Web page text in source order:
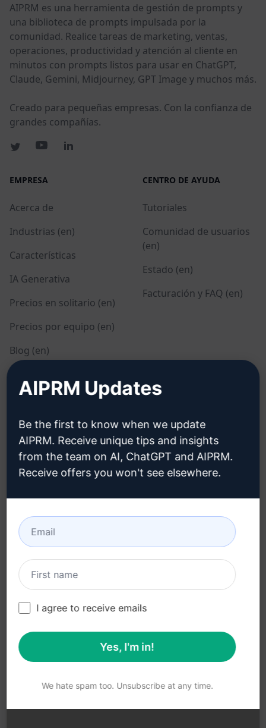
AIPRM es una herramienta de gestión de prompts y
una biblioteca de prompts impulsada por la
comunidad. Realice tareas de marketing, ventas,
operaciones, productividad y atención al cliente en
minutos con prompts listos para usar en ChatGPT,
Claude, Gemini, Midjourney, GPT Image y muchos más.
Creado para pequeñas empresas. Con la confianza de
grandes compañías.
EMPRESA
Acerca de
Industrias (en)
Características
IA Generativa
Precios en solitario (en)
Precios por equipo (en)
Blog (en)
CENTRO DE AYUDA
Tutoriales
Comunidad de usuarios
(en)
Estado (en)
Facturación y FAQ (en)
LEGAL
Política de privacidad
(en)
Política de uso aceptable
(en)
Condiciones de uso (en)
Términos de las
extensiones del
navegador (en)
Condiciones de
facturación (en)
DESCARGAR
Cómo instalar
Google Chrome
Microsoft Edge
© 2026
All logos, trademarks, and registered trademarks are the
AIPRM and other related brand names are registered
laws.
AIPRM Updates
Be the first to know when we update
AIPRM. Receive unique tips and insights
from the team on AI, ChatGPT and AIPRM.
Receive offers you won't see elsewhere.
I agree to receive emails
Yes, I'm in!
We hate spam too. Unsubscribe at any time.